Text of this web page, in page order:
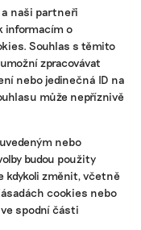
a naši partneři
informacím o
Souhlas s těmito
zpracovávat
nebo jedinečná ID na
může nepříznivě
nebo
budou použity
kdykoli změnit, včetně
cookies nebo
spodní části